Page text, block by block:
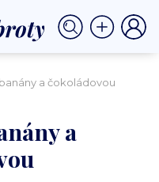
a čokoládovou
a